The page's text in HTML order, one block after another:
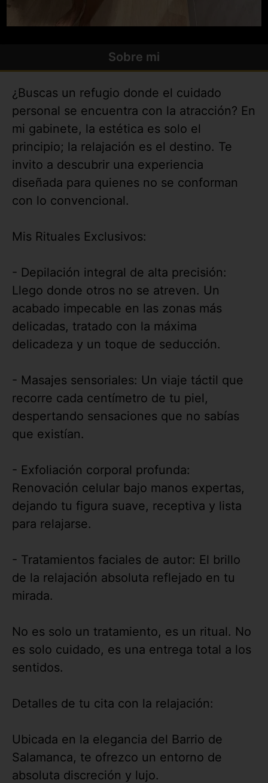
Sobre mi
¿Buscas un refugio donde el cuidado
personal se encuentra con la atracción? En
mi gabinete, la estética es solo el
principio; la relajación es el destino. Te
invito a descubrir una experiencia
diseñada para quienes no se conforman
con lo convencional.
Mis Rituales Exclusivos:
- Depilación integral de alta precisión:
Llego donde otros no se atreven. Un
acabado impecable en las zonas más
delicadas, tratado con la máxima
delicadeza y un toque de seducción.
- Masajes sensoriales: Un viaje táctil que
recorre cada centímetro de tu piel,
despertando sensaciones que no sabías
que existían.
- Exfoliación corporal profunda:
Renovación celular bajo manos expertas,
dejando tu figura suave, receptiva y lista
para relajarse.
- Tratamientos faciales de autor: El brillo
de la relajación absoluta reflejado en tu
mirada.
No es solo un tratamiento, es un ritual. No
es solo cuidado, es una entrega total a los
sentidos.
Detalles de tu cita con la relajación:
Ubicada en la elegancia del Barrio de
Salamanca, te ofrezco un entorno de
absoluta discreción y lujo.